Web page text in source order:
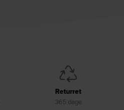
Returret
365 dage